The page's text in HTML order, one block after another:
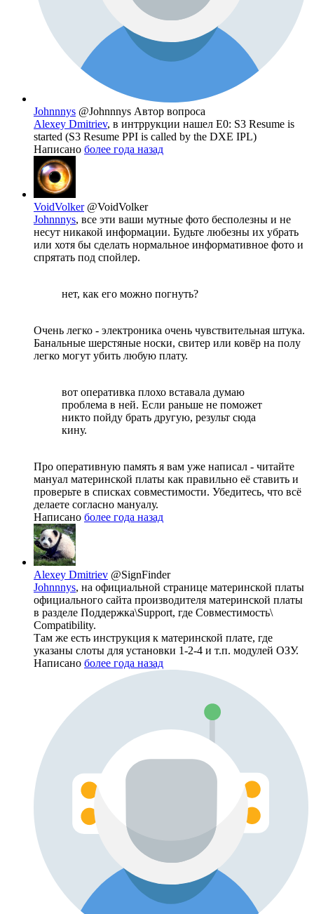
Johnnnys @Johnnnys Автор вопроса
Alexey Dmitriev, в интррукции нашел Е0: S3 Resume is
started (S3 Resume PPI is called by the DXE IPL)
Написано более года назад
VoidVolker @VoidVolker
Johnnnys, все эти ваши мутные фото бесполезны и не
несут никакой информации. Будьте любезны их убрать
или хотя бы сделать нормальное информативное фото и
спрятать под спойлер.
нет, как его можно погнуть?
Очень легко - электроника очень чувствительная штука.
Банальные шерстяные носки, свитер или ковёр на полу
легко могут убить любую плату.
вот оперативка плохо вставала думаю
проблема в ней. Если раньше не поможет
никто пойду брать другую, результ сюда
кину.
Про оперативную память я вам уже написал - читайте
мануал материнской платы как правильно её ставить и
проверьте в списках совместимости. Убедитесь, что всё
делаете согласно мануалу.
Написано более года назад
Alexey Dmitriev @SignFinder
Johnnnys, на официальной странице материнской платы
официального сайта производителя материнской платы
в разделе Поддержка\Support, где Совместимость\
Compatibility.
Там же есть инструкция к материнской плате, где
указаны слоты для установки 1-2-4 и т.п. модулей ОЗУ.
Написано более года назад